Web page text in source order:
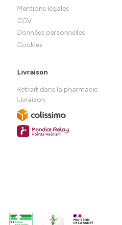
Mentions légales
CGV
Données personnelles
Cookies
Livraison
Retrait dans la pharmacie
Livraison